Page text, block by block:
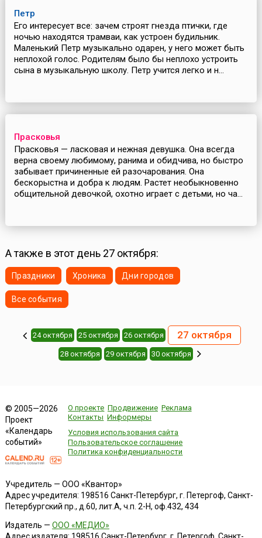
Петр
Его интересует все: зачем строят гнезда птички, где
ночью находятся трамваи, как устроен будильник.
Маленький Петр музыкально одарен, у него может быть
неплохой голос. Родителям было бы неплохо устроить
сына в музыкальную школу. Петр учится легко и н...
Прасковья
Прасковья — ласковая и нежная девушка. Она всегда
верна своему любимому, ранима и обидчива, но быстро
забывает причиненные ей разочарования. Она
бескорыстна и добра к людям. Растет необыкновенно
общительной девочкой, охотно играет с детьми, но ча...
А также в этот день 27 октября:
Праздники Хроника Дни городов
Все события
24 октября 25 октября 26 октября 27 октября
28 октября 29 октября 30 октября
© 2005—2026
Проект
«Календарь
событий»
О проекте Продвижение Реклама
Контакты Информеры
Условия использования сайта
Пользовательское соглашение
Политика конфиденциальности
Учредитель — ООО «Квантор»
Адрес учредителя: 198516 Санкт-Петербург, г. Петергоф, Санкт-
Петербургский пр., д.60, лит.А, ч.п. 2-Н, оф.432, 434
Издатель — ООО «МЕДИО»
Адрес издателя: 198516 Санкт-Петербург, г. Петергоф, Санкт-